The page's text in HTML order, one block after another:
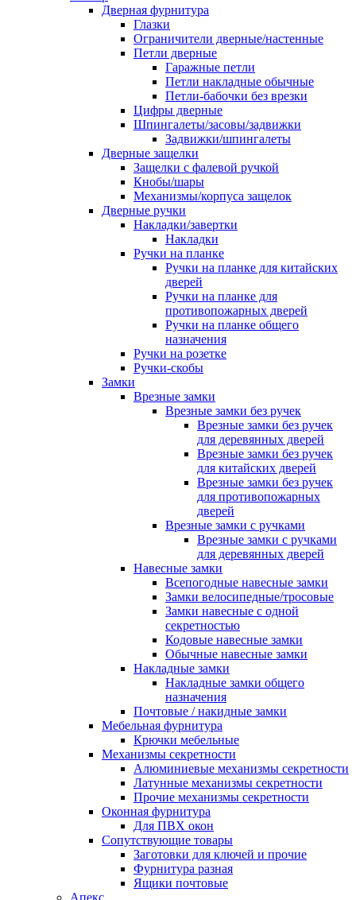
Дверная фурнитура
Глазки
Ограничители дверные/настенные
Петли дверные
Гаражные петли
Петли накладные обычные
Петли-бабочки без врезки
Цифры дверные
Шпингалеты/засовы/задвижки
Задвижки/шпингалеты
Дверные защелки
Защелки с фалевой ручкой
Кнобы/шары
Механизмы/корпуса защелок
Дверные ручки
Накладки/завертки
Накладки
Ручки на планке
Ручки на планке для китайских
дверей
Ручки на планке для
противопожарных дверей
Ручки на планке общего
назначения
Ручки на розетке
Ручки-скобы
Замки
Врезные замки
Врезные замки без ручек
Врезные замки без ручек
для деревянных дверей
Врезные замки без ручек
для китайских дверей
Врезные замки без ручек
для противопожарных
дверей
Врезные замки с ручками
Врезные замки с ручками
для деревянных дверей
Навесные замки
Всепогодные навесные замки
Замки велосипедные/тросовые
Замки навесные с одной
секретностью
Кодовые навесные замки
Обычные навесные замки
Накладные замки
Накладные замки общего
назначения
Почтовые / накидные замки
Мебельная фурнитура
Крючки мебельные
Механизмы секретности
Алюминиевые механизмы секретности
Латунные механизмы секретности
Прочие механизмы секретности
Оконная фурнитура
Для ПВХ окон
Сопутствующие товары
Заготовки для ключей и прочие
Фурнитура разная
Ящики почтовые